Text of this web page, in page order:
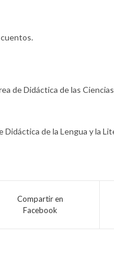
de Didáctica de las
Didáctica de la Lengua y la
Compartir en
Facebook